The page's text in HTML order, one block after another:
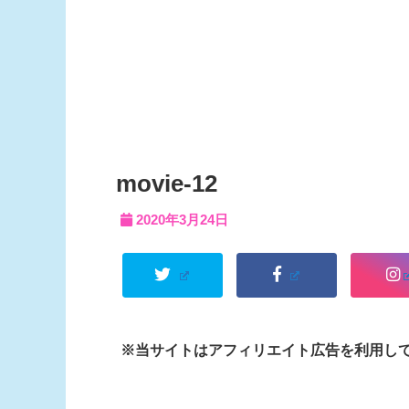
movie-12
2020年3月24日
※当サイトはアフィリエイト広告を利用し